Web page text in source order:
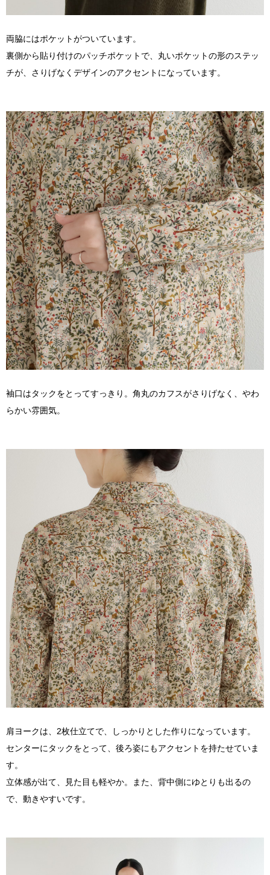
両脇にはポケットがついています。
裏側から貼り付けのパッチポケットで、丸いポケットの形のステッ
チが、さりげなくデザインのアクセントになっています。
袖口はタックをとってすっきり。角丸のカフスがさりげなく、やわ
らかい雰囲気。
肩ヨークは、2枚仕立てで、しっかりとした作りになっています。
センターにタックをとって、後ろ姿にもアクセントを持たせていま
す。
立体感が出て、見た目も軽やか。また、背中側にゆとりも出るの
で、動きやすいです。